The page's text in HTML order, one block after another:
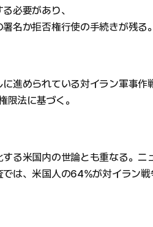
必要があり、
名か拒否権行使の手続きが残る。
進められている対イラン軍事作
限法に基づく。
る米国内の世論とも重なる。ニ
は、米国人の64%が対イラン戦